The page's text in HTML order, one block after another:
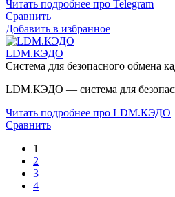
Читать подробнее про Telegram
Сравнить
Добавить в избранное
LDM.КЭДО
Система для безопасного обмена
LDM.КЭДО — система для
Читать подробнее про LDM.КЭДО
Сравнить
1
2
3
4